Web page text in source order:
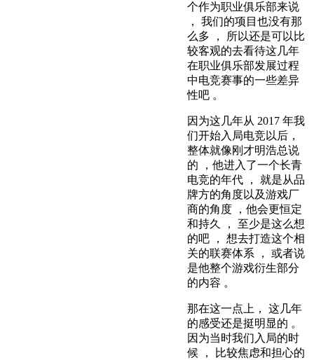
个作为职业俱乐部来说
， 我们的项目也没有那
么多 ， 所以还是可以比
较客观的去看待这几年
在职业俱乐部发展过程
中电竞赛事的一些差异
性吧 。
因为这几年从 2017 年我
们开始入局电竞以后，
整体就像刚才明浩总说
的 ，他进入了一个长青
电竞的年代 ， 就是从品
牌方的角度以及游戏厂
商的角度 ，他会更恒定
和持久 ， 至少是这么想
的吧 ， 想去打造这个相
关的联赛体系 ， 或者说
是他整个游戏衍生部分
的内容 。
那在这一点上， 这几年
的感受还是挺明显的 。
因为当时我们入局的时
候 ， 比较焦虑和担心的